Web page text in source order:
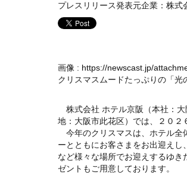
プレスリリース発表元企業： 株式
画像 : https://newscast.jp/
クリスマスムードたっぷりの「光
株式会社 ホテル京阪（本社：
地：大阪市此花区）では、２０２
今年のクリスマスは、ホテル全
ーとともにお客さまをお出迎え
など様々な場所でお迎えするゆ
ゼントもご用意しております。